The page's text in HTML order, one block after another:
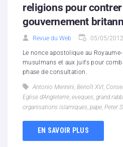
religions pour
gouvernement
Revue du Web 05/05/2012
Le nonce apostolique au
musulmans et aux juifs pour
phase de consultation.
Antonio Mennini Benoît XVI
Eglise d'Angleterre eveques grand
organisations islamiques pape Peter
EN SAVOIR PLUS